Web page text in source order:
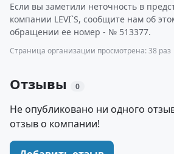
Если вы заметили неточность в
компании LEVI`S, сообщите нам об
обращении ее номер - № 513377.
Страница организации просмотрена: 38 раз
Отзывы 0
Не опубликовано ни одного
отзыв о компании!